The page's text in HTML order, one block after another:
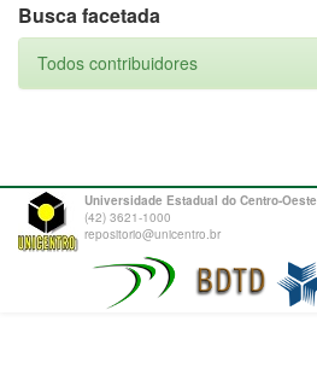
Busca facetada
Todos contribuidores
Universidade Estadual do Centro-Oeste
(42) 3621-1000
repositorio@unicentro.br